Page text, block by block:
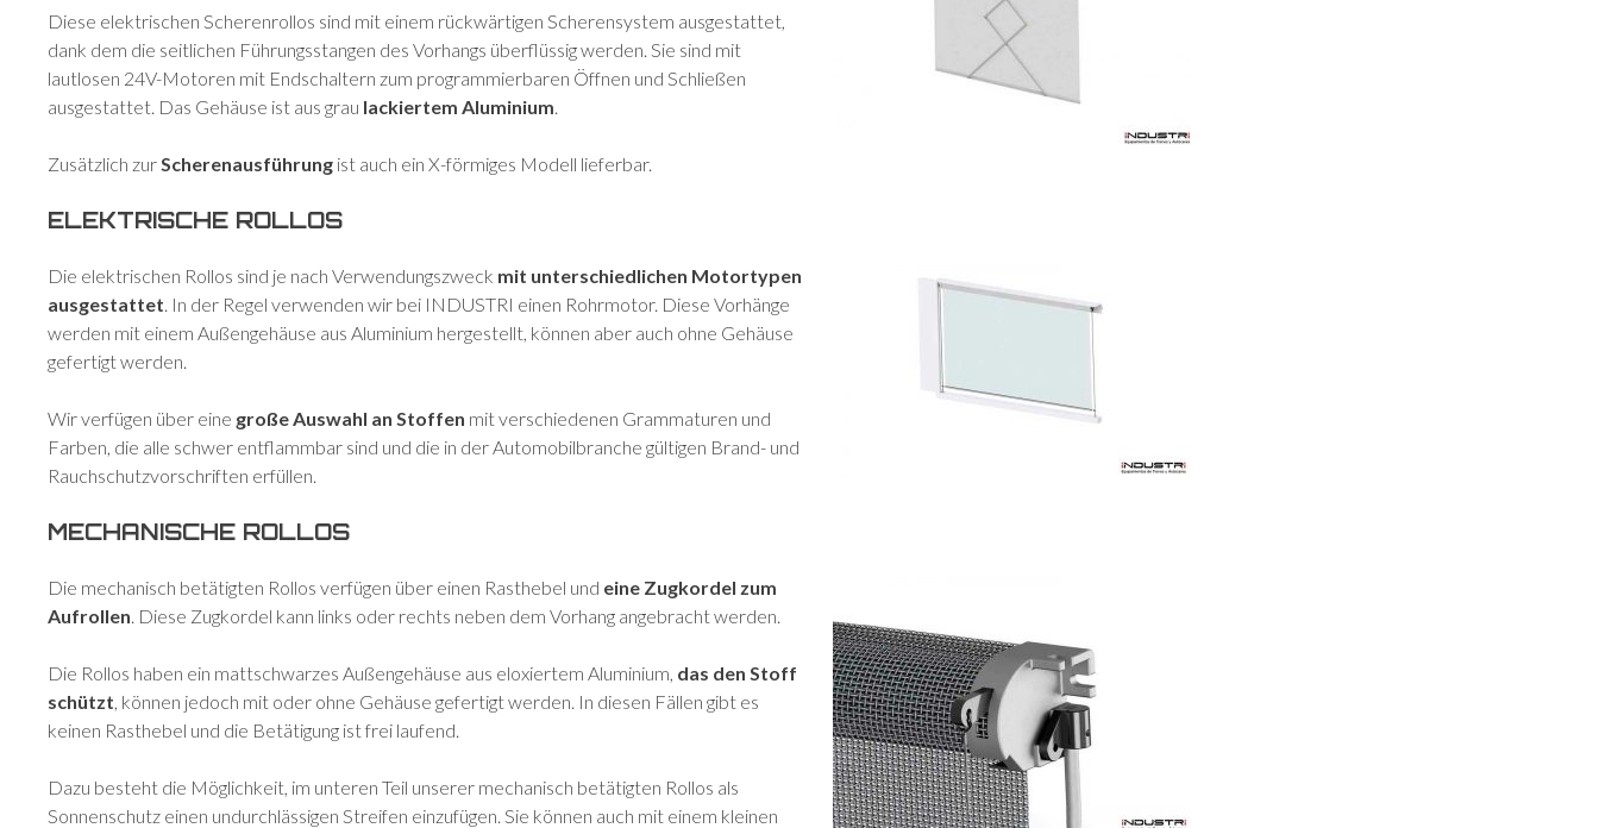
Diese elektrischen Scherenrollos sind mit einem rückwärtigen Scherensystem ausgestattet,
dank dem die seitlichen Führungsstangen des Vorhangs überflüssig werden. Sie sind mit
lautlosen 24V-Motoren mit Endschaltern zum programmierbaren Öffnen und Schließen
ausgestattet. Das Gehäuse ist aus grau lackiertem Aluminium.
Zusätzlich zurScherenausführung ist auch ein X-förmiges Modell lieferbar.
ELEKTRISCHE ROLLOS
Die elektrischen Rollos sind je nach Verwendungszweck mit unterschiedlichen Motortypen
ausgestattet. In der Regel verwenden wir bei INDUSTRI einen Rohrmotor. Diese Vorhänge
werden mit einem Außengehäuse aus Aluminium hergestellt, können aber auch ohne Gehäuse
gefertigt werden.
Wir verfügen über eine große Auswahl an Stoffen mit verschiedenen Grammaturen und
Farben, die alle schwer entflammbar sind und die in der Automobilbranche gültigen Brand- und
Rauchschutzvorschriften erfüllen.
MECHANISCHE ROLLOS
Die mechanisch betätigten Rollos verfügen über einen Rasthebel und eine Zugkordel zum
Aufrollen. Diese Zugkordel kann links oder rechts neben dem Vorhang angebracht werden.
Die Rollos haben ein mattschwarzes Außengehäuse aus eloxiertem Aluminium, das den Stoff
schützt, können jedoch mit oder ohne Gehäuse gefertigt werden. In diesen Fällen gibt es
keinen Rasthebel und die Betätigung ist frei laufend.
Dazu besteht die Möglichkeit, im unteren Teil unserer mechanisch betätigten Rollos als
Sonnenschutz einen undurchlässigen Streifen einzufügen. Sie können auch mit einem kleinen